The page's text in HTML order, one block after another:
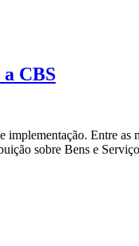
CBS
Entre
sobre Bens e